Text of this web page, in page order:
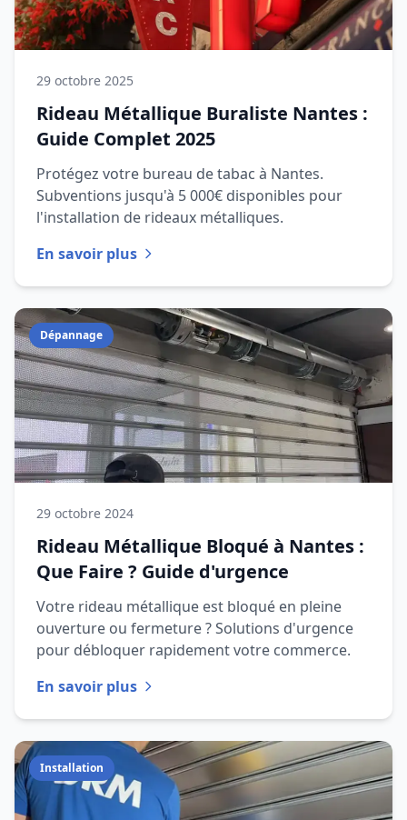
29 octobre 2025
Rideau Métallique Buraliste Nantes :
Guide Complet 2025
Protégez votre bureau de tabac à Nantes.
Subventions jusqu'à 5 000€ disponibles pour
l'installation de rideaux métalliques.
En savoir plus
Dépannage
29 octobre 2024
Rideau Métallique Bloqué à Nantes :
Que Faire ? Guide d'urgence
Votre rideau métallique est bloqué en pleine
ouverture ou fermeture ? Solutions d'urgence
pour débloquer rapidement votre commerce.
En savoir plus
Installation